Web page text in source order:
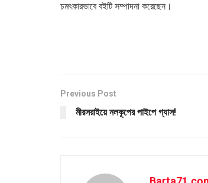
চমৎকারভাবে বইটি সম্পাদনা করেছেন।
Previous Post
মীরসরাইয়ে নলকূপের পাইপে গ্যাস!